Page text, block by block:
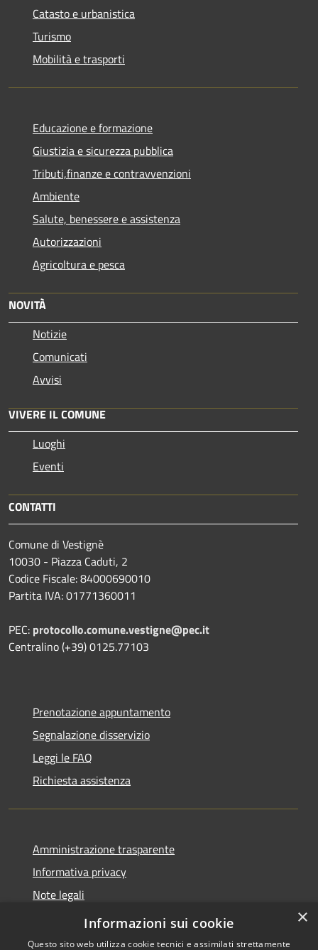
Catasto e urbanistica
Turismo
Mobilità e trasporti
Educazione e formazione
Giustizia e sicurezza pubblica
Tributi,finanze e contravvenzioni
Ambiente
Salute, benessere e assistenza
Autorizzazioni
Agricoltura e pesca
NOVITÀ
Notizie
Comunicati
Avvisi
VIVERE IL COMUNE
Luoghi
Eventi
CONTATTI
Comune di Vestignè
10030 - Piazza Caduti, 2
Codice Fiscale: 84000690010
Partita IVA: 01771360011
PEC: protocollo.comune.vestigne@pec.it
Centralino (+39) 0125.77103
Prenotazione appuntamento
Segnalazione disservizio
Leggi le FAQ
Richiesta assistenza
Amministrazione trasparente
Informativa privacy
Note legali
Dichiarazione di accessibilità
×
Informazioni sui cookie
Questo sito web utilizza cookie tecnici e assimilati strettamente